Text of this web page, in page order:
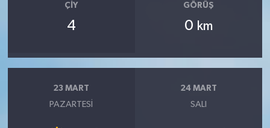
ÇIY
4
GÖRÜŞ
0 km
23 MART
PAZARTESI
24 MART
SALI